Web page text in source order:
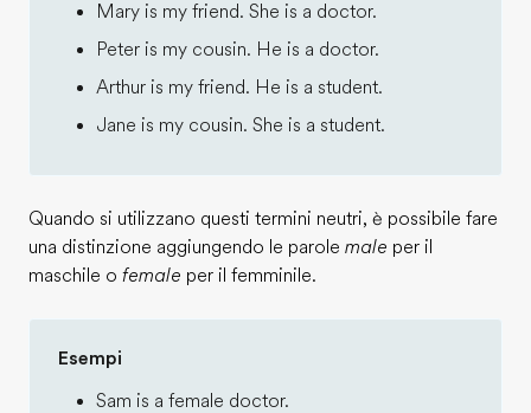
Mary is my friend. She is a doctor.
Peter is my cousin. He is a doctor.
Arthur is my friend. He is a student.
Jane is my cousin. She is a student.
Quando si utilizzano questi termini neutri, è possibile fare
una distinzione aggiungendo le parole male per il
maschile o female per il femminile.
Esempi
Sam is a female doctor.